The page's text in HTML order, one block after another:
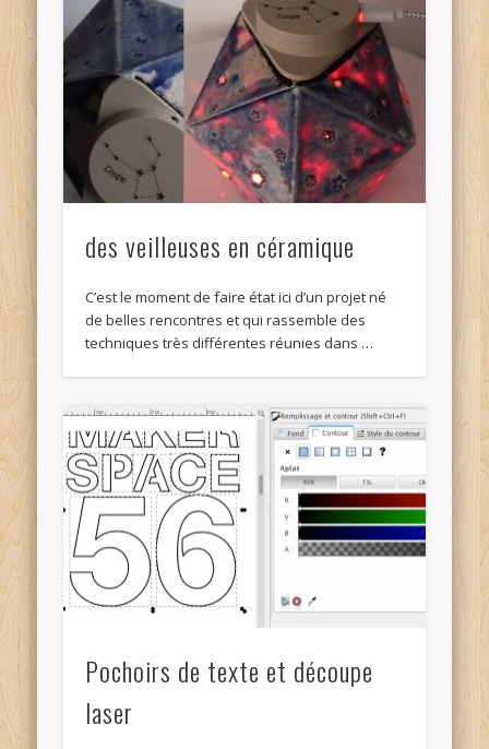
des veilleuses en céramique
C’est le moment de faire état ici d’un projet né
de belles rencontres et qui rassemble des
techniques très différentes réunies dans …
Pochoirs de texte et découpe
laser